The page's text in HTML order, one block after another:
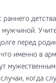
перед
именно в
когда